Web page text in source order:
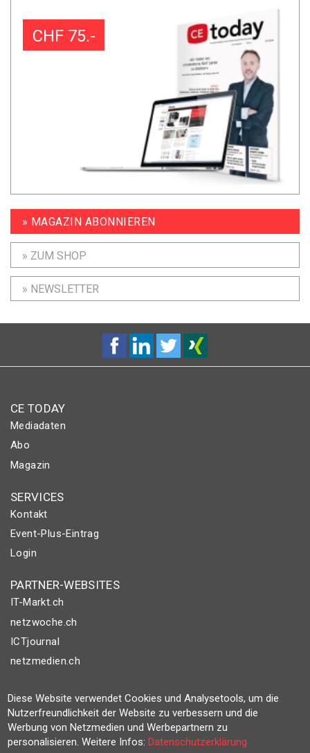
CHF 75.-
» MAGAZIN ABONNIEREN
» ZUM SHOP
» NEWSLETTER
CE TODAY
Mediadaten
Abo
Magazin
SERVICES
Kontakt
Event-Plus-Eintrag
Login
PARTNER-WEBSITES
IT-Markt.ch
netzwoche.ch
ICTjournal
netzmedien.ch
© NETZMEDIEN AG 2026
Impressum
AGB
Nutzungsbestimmungen
Diese Website verwendet Cookies und Analysetools, um die
Nutzerfreundlichkeit der Website zu verbessern und die
Werbung von Netzmedien und Werbepartnern zu
personalisieren. Weitere Infos:Datenschutzerklärung